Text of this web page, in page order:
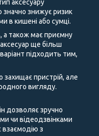
аксесуару
значно знижує ризик
в кишені або сумці.
а також має приємну
ще більш
підходить тим,
захищає пристрій, але
вигляду.
дозволяє зручно
чи відеодзвінками
взаємодію з